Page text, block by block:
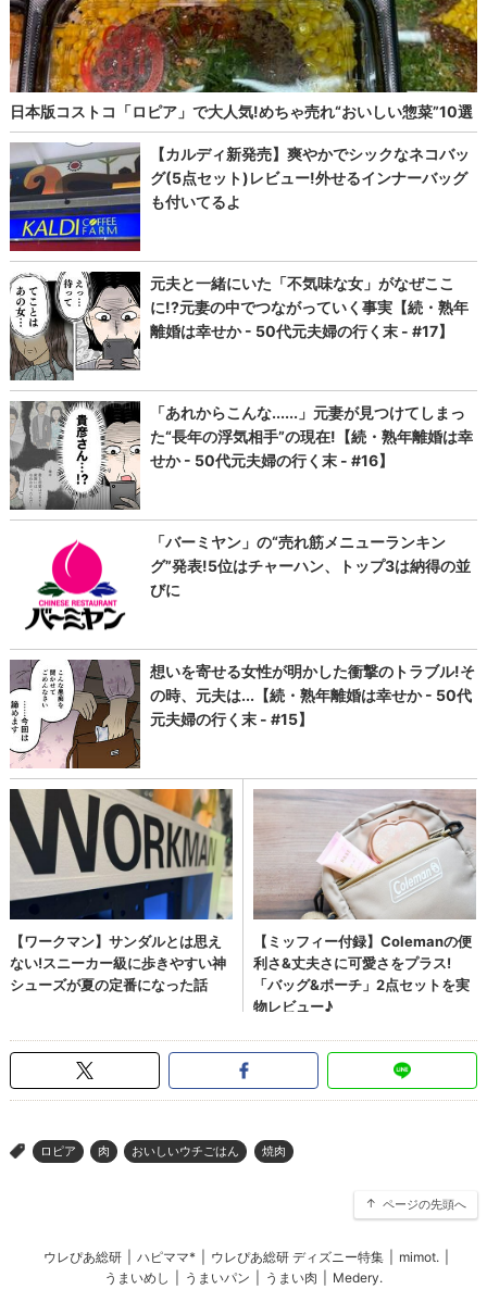
> ロピア 肉 おいしいウチごはん 焼肉
ページの先頭へ
ウレぴあ総研 ハピママ* ウレぴあ総研 ディズニー特集 mimot.
うまいめし
うまいパン うまい肉 Medery.